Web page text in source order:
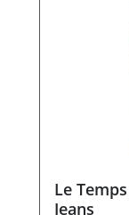
Le
Jeans